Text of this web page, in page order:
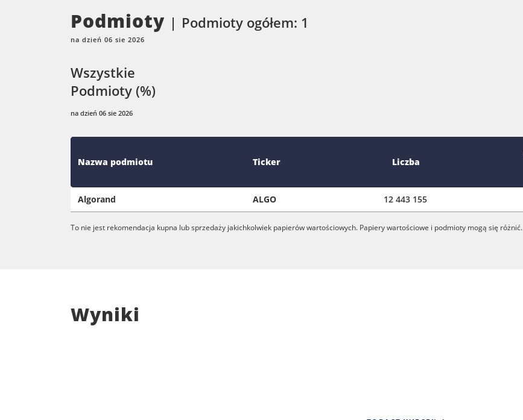
Podmioty
na dzień 06 sie 2026
Podmioty ogółem: 1
Wszystkie
Podmioty (%)
na dzień 06 sie 2026
Nazwa podmiotu Ticker Liczba
Algorand ALGO 12 443 155
To nie jest rekomendacja kupna lub sprzedaży jakichkolwiek papierów wartościowych. Papiery wartościowe i podmioty mogą się różnić.
Wyniki